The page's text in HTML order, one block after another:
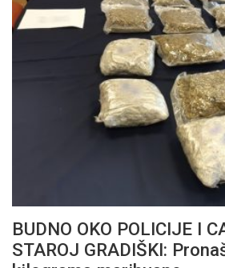
BUDNO OKO POLICIJE I
STAROJ GRADIŠKI: